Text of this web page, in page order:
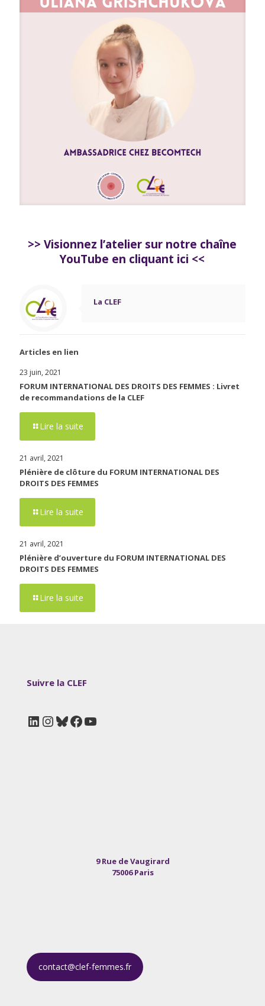
>> Visionnez l’atelier sur notre chaîne
YouTube en cliquant ici <<
La CLEF
Articles en lien
23 juin, 2021
FORUM INTERNATIONAL DES DROITS DES FEMMES : Livret
de recommandations de la CLEF
Lire la suite
21 avril, 2021
Plénière de clôture du FORUM INTERNATIONAL DES
DROITS DES FEMMES
Lire la suite
21 avril, 2021
Plénière d’ouverture du FORUM INTERNATIONAL DES
DROITS DES FEMMES
Lire la suite
Suivre la CLEF
LinkedIn
Instagram
Bluesky
Facebook
YouTube
9 Rue de Vaugirard
75006 Paris
contact@clef-femmes.fr